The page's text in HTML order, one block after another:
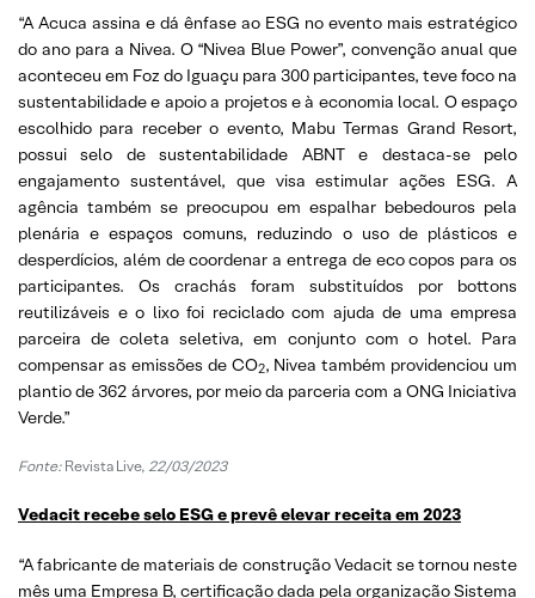
“A Acuca assina e dá ênfase ao ESG no evento mais estratégico
do ano para a Nivea. O “Nivea Blue Power”, convenção anual que
aconteceu em Foz do Iguaçu para 300 participantes, teve foco na
sustentabilidade e apoio a projetos e à economia local. O espaço
escolhido para receber o evento, Mabu Termas Grand Resort,
possui selo de sustentabilidade ABNT e destaca-se pelo
engajamento sustentável, que visa estimular ações ESG. A
agência também se preocupou em espalhar bebedouros pela
plenária e espaços comuns, reduzindo o uso de plásticos e
desperdícios, além de coordenar a entrega de eco copos para os
participantes. Os crachás foram substituídos por bottons
reutilizáveis e o lixo foi reciclado com ajuda de uma empresa
parceira de coleta seletiva, em conjunto com o hotel. Para
compensar as emissões de CO2, Nivea também providenciou um
plantio de 362 árvores, por meio da parceria com a ONG Iniciativa
Verde.”
Fonte: Revista Live, 22/03/2023
Vedacit recebe selo ESG e prevê elevar receita em 2023
“A fabricante de materiais de construção Vedacit se tornou neste
mês uma Empresa B, certificação dada pela organização Sistema